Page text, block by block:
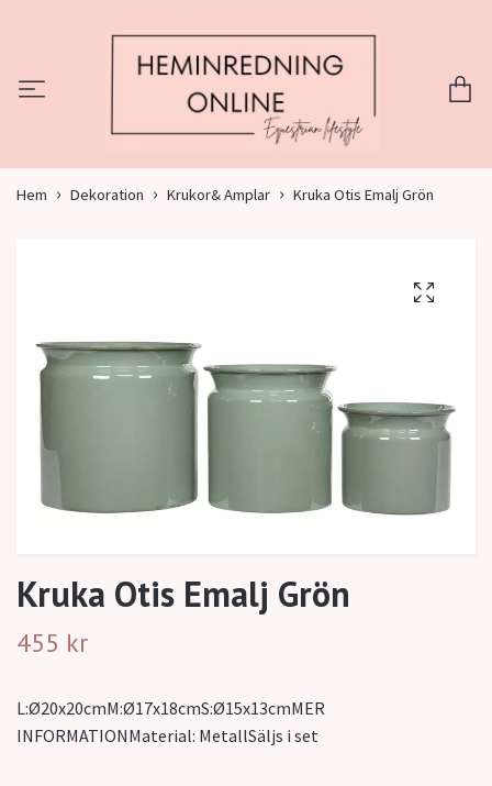
Hem Dekoration Krukor& Amplar Kruka Otis Emalj Grön
Kruka Otis Emalj Grön
455 kr
L:Ø20x20cmM:Ø17x18cmS:Ø15x13cmMER
INFORMATIONMaterial: MetallSäljs i set